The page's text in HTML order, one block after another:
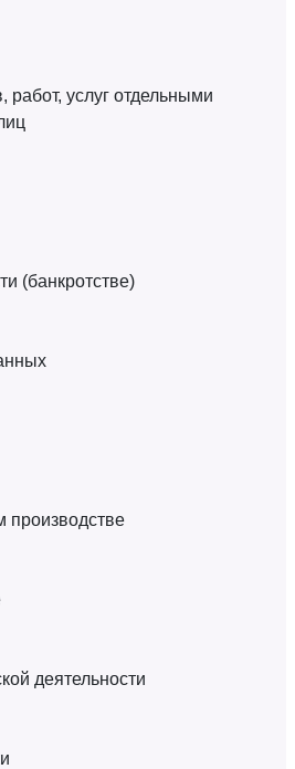
работ, услуг отдельными
(банкротстве)
производстве
деятельности